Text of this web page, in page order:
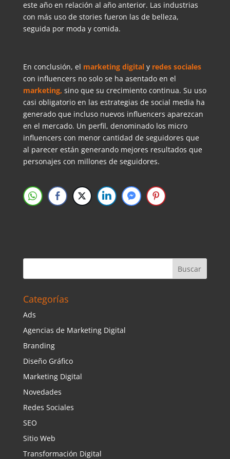
este año en relación al año anterior. Las industrias
con más uso de stories fueron las de belleza,
seguida por moda y comida.
En conclusión, el marketing digitaly redes sociales
con influencers no solo se ha asentado en el
marketing, sino que su crecimiento continua. Su uso
casi obligatorio en las estrategias de social media ha
generado que incluso nuevos influencers aparezcan
en el mercado. Un perfil, denominado los micro
influencers con menor cantidad de seguidores que
al parecer están generando mejores resultados que
personajes con millones de seguidores.
Categorías
Ads
Agencias de Marketing Digital
Branding
Diseño Gráfico
Marketing Digital
Novedades
Redes Sociales
SEO
Sitio Web
Transformación Digital